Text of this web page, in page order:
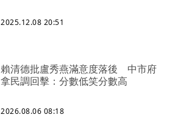
2025.12.08 20:51
賴清德批盧秀燕滿意度落後 中市府
拿民調回擊：分數低笑分數高
2026.08.06 08:18